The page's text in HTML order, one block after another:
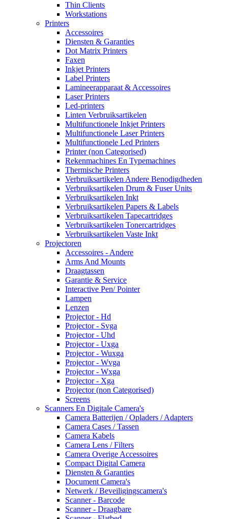
Thin Clients
Workstations
Printers
Accessoires
Diensten & Garanties
Dot Matrix Printers
Faxen
Inkjet Printers
Label Printers
Lamineerapparaat & Accessoires
Laser Printers
Led-printers
Linten Verbruiksartikelen
Multifunctionele Inkjet Printers
Multifunctionele Laser Printers
Multifunctionele Led Printers
Printer (non Categorised)
Rekenmachines En Typemachines
Thermische Printers
Verbruiksartikelen Andere Benodigdheden
Verbruiksartikelen Drum & Fuser Units
Verbruiksartikelen Inkt
Verbruiksartikelen Papers & Labels
Verbruiksartikelen Tapecartridges
Verbruiksartikelen Tonercartridges
Verbruiksartikelen Vaste Inkt
Projectoren
Accessoires - Andere
Arms And Mounts
Draagtassen
Garantie & Service
Interactive Pen/ Pointer
Lampen
Lenzen
Projector - Hd
Projector - Svga
Projector - Uhd
Projector - Uxga
Projector - Wuxga
Projector - Wvga
Projector - Wxga
Projector - Xga
Projector (non Categorised)
Screens
Scanners En Digitale Camera's
Camera Batterijen / Opladers / Adapters
Camera Cases / Tassen
Camera Kabels
Camera Lens / Filters
Camera Overige Accessoires
Compact Digital Camera
Diensten & Garanties
Document Camera's
Netwerk / Beveiligingscamera's
Scanner - Barcode
Scanner - Draagbare